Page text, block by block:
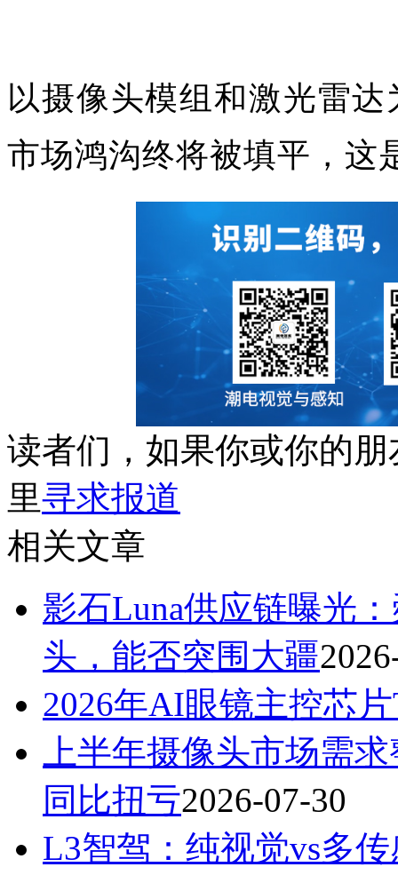
以摄像头模组和激光雷达
市场鸿沟终将被填平，这
读者们，如果你或你的
里寻求报道
相关文章
影石Luna供应链曝光
头，能否突围大疆
2026年AI眼镜主控芯片
上半年摄像头市场需
同比扭亏2026-07-30
L3智驾：纯视觉vs多